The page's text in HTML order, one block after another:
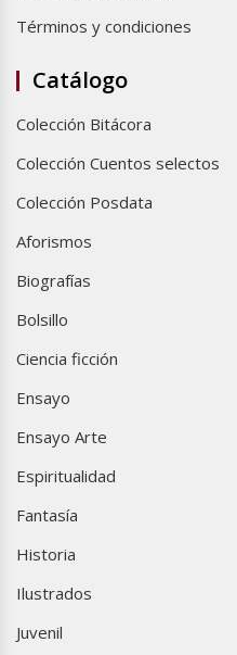
Términos y condiciones
Catálogo
Colección Bitácora
Colección Cuentos selectos
Colección Posdata
Aforismos
Biografías
Bolsillo
Ciencia ficción
Ensayo
Ensayo Arte
Espiritualidad
Fantasía
Historia
Ilustrados
Juvenil